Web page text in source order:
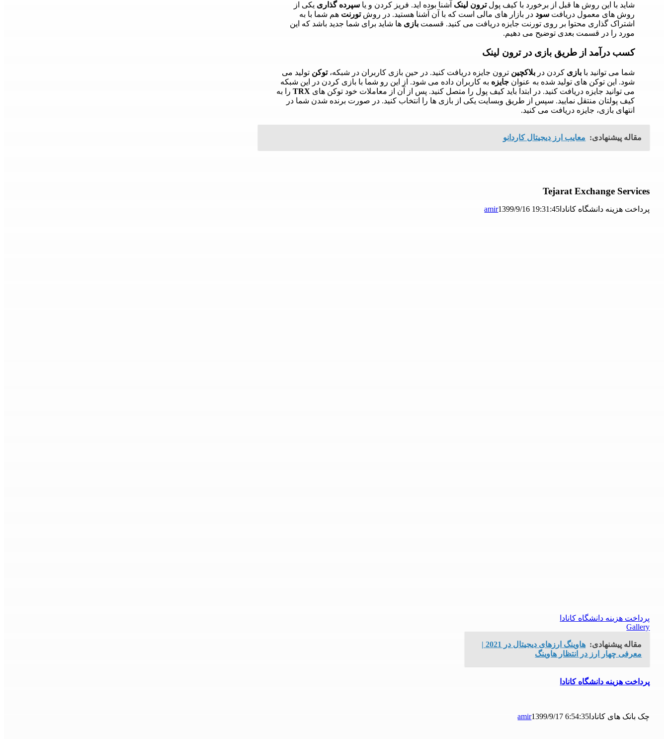
شاید با این روش ها قبل از برخورد با کیف پولترون لینک آشنا بوده اید. فریز کردن و یا سپرده گذاری یکی از
روش های معمول دریافت سود در بازار های مالی است که با آن آشنا هستید. در روشتورنت هم شما با به
اشتراک گذاری محتوا بر روی تورنت جایزه دریافت می کنید. قسمت بازی ها شاید برای شما جدید باشد که این
مورد را در قسمت بعدی توضیح می دهیم.
کسب درآمد از طریق بازی در ترون لینک
شما می توانید با بازی کردن در بلاکچین ترون جایزه دریافت کنید. در حین بازی کاربران در شبکه،توکن تولید می
شود. این توکن های تولید شده به عنوان جایزه به کاربران داده می شود. از این رو شما با بازی کردن در این شبکه
می توانید جایزه دریافت کنید. در ابتدا باید کیف پول را متصل کنید. پس از آن از معاملات خود توکن های TRXرا به
کیف پولتان منتقل نمایید. سپس از طریق وبسایت یکی از بازی ها را انتخاب کنید. در صورت برنده شدن شما در
انتهای بازی، جایزه دریافت می کنید.
مقاله پیشنهادی: معایب ارز دیجیتال کاردانو
Tejarat Exchange Services
پرداخت هزینه دانشگاه کانادا amir1399/9/16 19:31:45
پرداخت هزینه دانشگاه کانادا
Gallery
مقاله پیشنهادی:
هاوینگ ارزهای دیجیتال در 2021 |
معرفی چهار ارز در انتظار هاوینگ
پرداخت هزینه دانشگاه کانادا
چک بانک های کانادا amir1399/9/17 6:54:35